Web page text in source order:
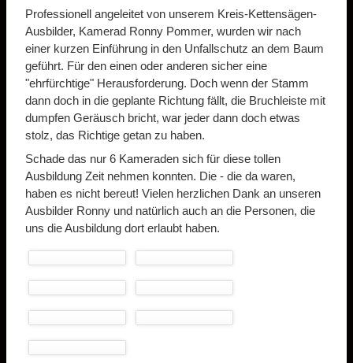
Professionell angeleitet von unserem Kreis-Kettensägen-
Ausbilder, Kamerad Ronny Pommer, wurden wir nach
einer kurzen Einführung in den Unfallschutz an dem Baum
geführt. Für den einen oder anderen sicher eine
"ehrfürchtige" Herausforderung. Doch wenn der Stamm
dann doch in die geplante Richtung fällt, die Bruchleiste mit
dumpfen Geräusch bricht, war jeder dann doch etwas
stolz, das Richtige getan zu haben.
Schade das nur 6 Kameraden sich für diese tollen
Ausbildung Zeit nehmen konnten. Die - die da waren,
haben es nicht bereut! Vielen herzlichen Dank an unseren
Ausbilder Ronny und natürlich auch an die Personen, die
uns die Ausbildung dort erlaubt haben.